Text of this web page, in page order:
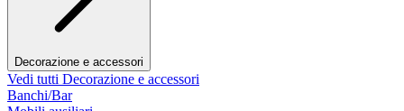
Decorazione e accessori
Vedi tutti Decorazione e accessori
Banchi/Bar